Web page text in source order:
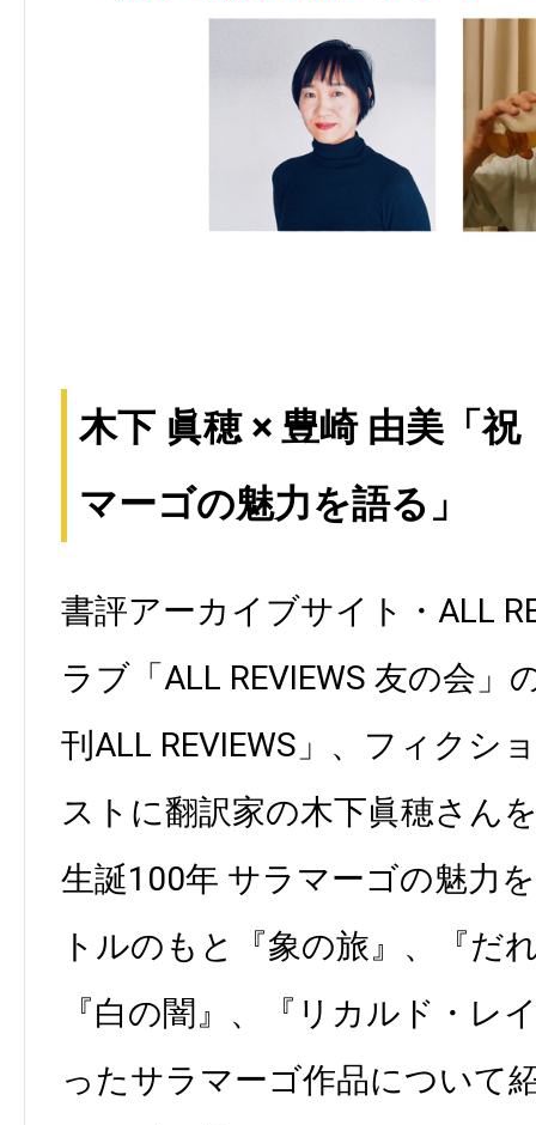
木下 眞穂 × 豊崎 由美「
マーゴの魅力を語る」
書評アーカイブサイト・ALL
ラブ「ALL REVIEWS 友の会」
刊ALL REVIEWS」、フィクシ
ストに翻訳家の木下眞穂さん
生誕100年 サラマーゴの魅力
トルのもと『象の旅』、『だ
『白の闇』、『リカルド・レ
ったサラマーゴ作品について